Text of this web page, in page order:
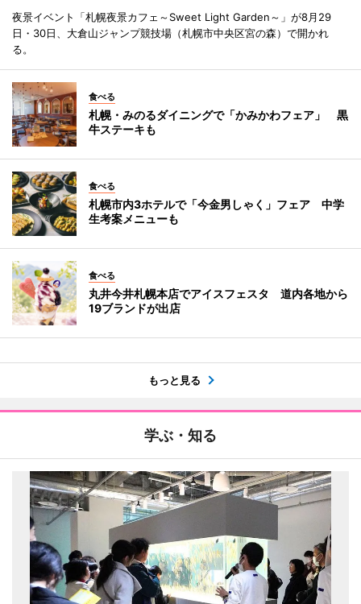
夜景イベント「札幌夜景カフェ～Sweet Light Garden～」が8月29
日・30日、大倉山ジャンプ競技場（札幌市中央区宮の森）で開かれ
る。
食べる
札幌・みのるダイニングで「かみかわフェア」 黒
牛ステーキも
食べる
札幌市内3ホテルで「今金男しゃく」フェア 中学
生考案メニューも
食べる
丸井今井札幌本店でアイスフェスタ 道内各地から
19ブランドが出店
もっと見る
学ぶ・知る